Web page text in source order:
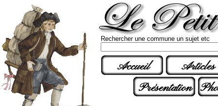
Rechercher une commune un sujet etc
Accueil
Articles
Présentation